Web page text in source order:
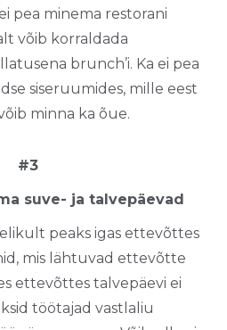
pea minema restorani
võib korraldada
brunch’i. Ka ei pea
siseruumides, mille eest
minna ka õue.
#3
suve- ja talvepäevad
peaks igas ettevõttes
mis lähtuvad ettevõtte
ettevõttes talvepäevi ei
töötajad vastlaliu